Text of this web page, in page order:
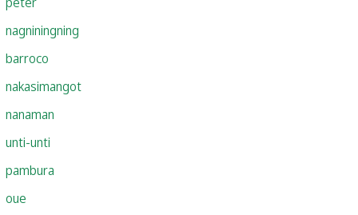
nagniningning
barroco
nakasimangot
nanaman
unti-unti
pambura
oue